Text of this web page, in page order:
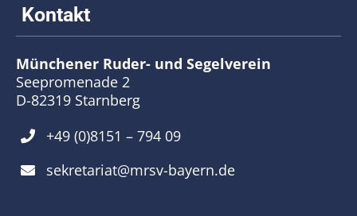
Münchener Ruder- und Segelverein
Seepromenade 2
D-82319 Starnberg
+49 (0)8151 – 794 09
sekretariat@mrsv-bayern.de